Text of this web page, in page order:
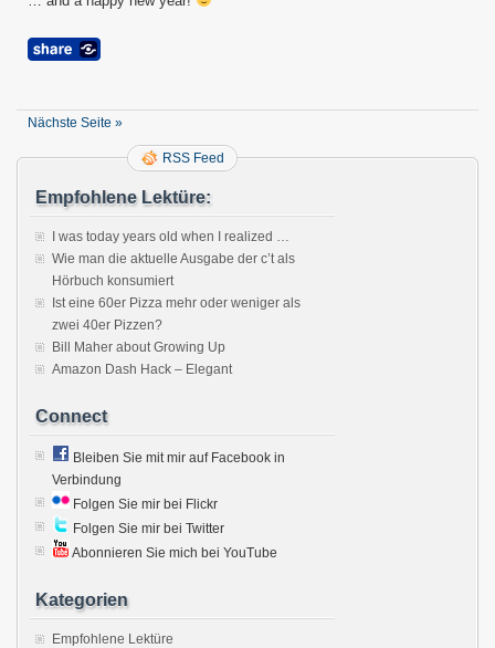
Nächste Seite »
RSS Feed
Empfohlene Lektüre:
I was today years old when I realized …
Wie man die aktuelle Ausgabe der c’t als
Hörbuch konsumiert
Ist eine 60er Pizza mehr oder weniger als
zwei 40er Pizzen?
Bill Maher about Growing Up
Amazon Dash Hack – Elegant
Connect
Bleiben Sie mit mir auf Facebook in
Verbindung
Folgen Sie mir bei Flickr
Folgen Sie mir bei Twitter
Abonnieren Sie mich bei YouTube
Kategorien
Empfohlene Lektüre